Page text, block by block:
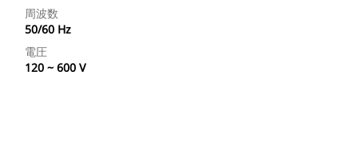
周波数
50/60 Hz
電圧
120 ~ 600 V